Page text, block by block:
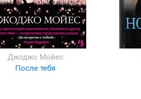
Джоджо Мойес
После тебя